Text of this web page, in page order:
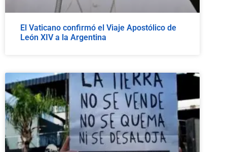
El Vaticano confirmó el Viaje Apostólico de
León XIV a la Argentina